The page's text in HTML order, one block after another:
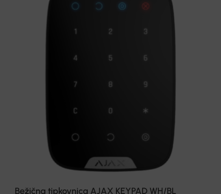
Bežična tipkovnica AJAX KEYPAD WH/BL